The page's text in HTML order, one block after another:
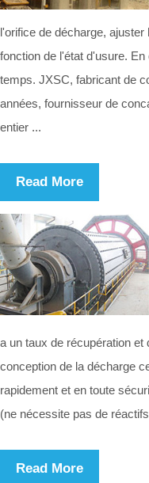
l'orifice de décharge,
fonction de l'état d'usure.
temps. JXSC, fabricant de
années, fournisseur de
entier ...
Read More
a un taux de récupération
conception de la décharge
rapidement et en toute
(ne nécessite pas de
Read More